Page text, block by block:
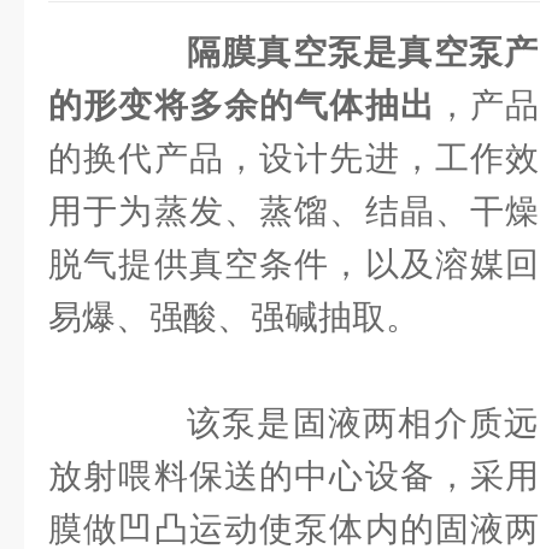
隔膜真空泵是真空泵
的形变将多余的气体抽出 ，产
的换代产品，设计先进，工作
用于为蒸发、蒸馏、结晶、干
脱气提供真空条件，以及溶媒
易爆、强酸、强碱抽取。
该泵是固液两相介质远
放射喂料保送的中心设备，采
膜做凹凸运动使泵体内的固液